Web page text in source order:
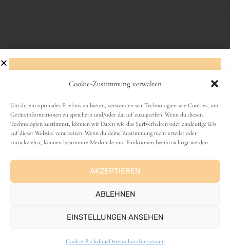
Cookie-Zustimmung verwalten
Um dir ein optimales Erlebnis zu bieten, verwenden wir Technologien wie Cookies, um
Geräteinformationen zu speichern und/oder darauf zuzugreifen. Wenn du diesen
Technologien zustimmst, können wir Daten wie das Surfverhalten oder eindeutige IDs
auf dieser Website verarbeiten. Wenn du deine Zustimmung nicht erteilst oder
zurückziehst, können bestimmte Merkmale und Funktionen beeinträchtigt werden.
AKZEPTIEREN
ABLEHNEN
EINSTELLUNGEN ANSEHEN
Cookie-RichtlinieDatenschutzImpressum
VANLIFE
Abonniere den Newsletter!
Name